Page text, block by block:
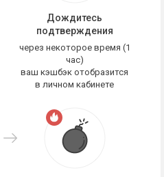
Дождитесь
подтверждения
через некоторое время (1
час)
ваш кэшбэк отобразится
в личном кабинете